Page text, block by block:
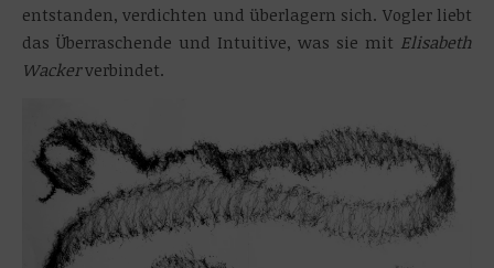
entstanden, verdichten und überlagern sich. Vogler liebt
das Überraschende und Intuitive, was sie mit Elisabeth
Wackerverbindet.